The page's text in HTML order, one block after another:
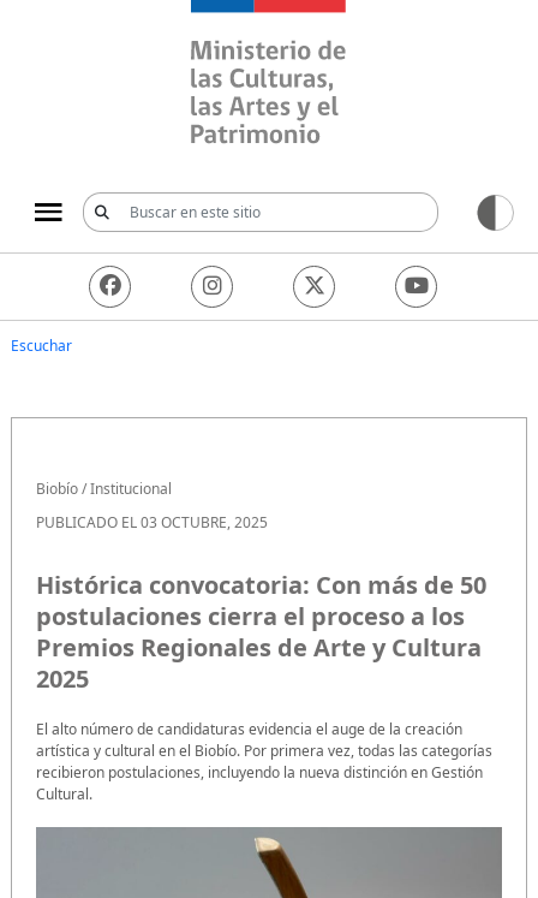
Ministerio de las
Escuchar
Biobío/Institucional
PUBLICADO EL 03 OCTUBRE, 2025
Histórica convocatoria: Con más de 50
postulaciones cierra el proceso a los
Premios Regionales de Arte y Cultura
2025
El alto número de candidaturas evidencia el auge de la creación
artística y cultural en el Biobío. Por primera vez, todas las categorías
recibieron postulaciones, incluyendo la nueva distinción en Gestión
Cultural.